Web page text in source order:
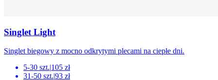
Singlet Light
Singlet biegowy z mocno odkrytymi plecami na ciepłe dni.
5-30 szt.|105 zł
31-50 szt.|93 zł